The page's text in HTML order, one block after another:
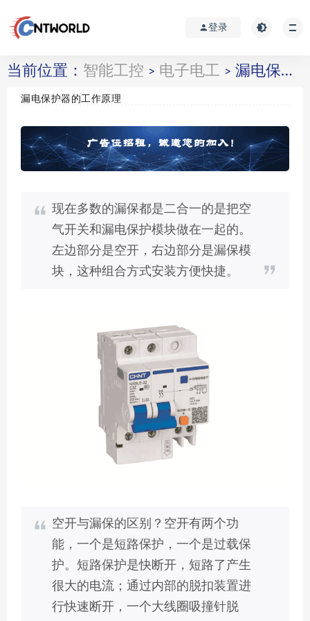
登录
当前位置： 智能工控 > 电子电工 > 漏电保护器的工作原理
漏电保护器的工作原理
现在多数的漏保都是二合一的是把空
气开关和漏电保护模块做在一起的。
左边部分是空开，右边部分是漏保模
块，这种组合方式安装方便快捷。
空开与漏保的区别？空开有两个功
能，一个是短路保护，一个是过载保
护。短路保护是快断开，短路了产生
很大的电流；通过内部的脱扣装置进
行快速断开，一个大线圈吸撞针脱